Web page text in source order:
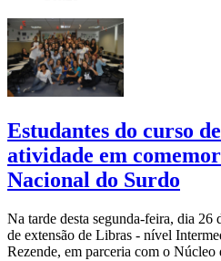
Estudantes do curso
atividade em
Nacional do Surdo
Na tarde desta segunda-feira, dia 26
de extensão de Libras - nível
Rezende, em parceria com o Núcleo